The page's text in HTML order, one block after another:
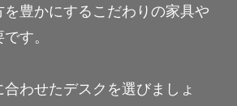
豊かにするこだわりの家具や
す。
わせたデスクを選びましょ